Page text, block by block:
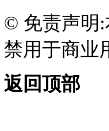
© 免责声明:
禁用于商业
返回顶部